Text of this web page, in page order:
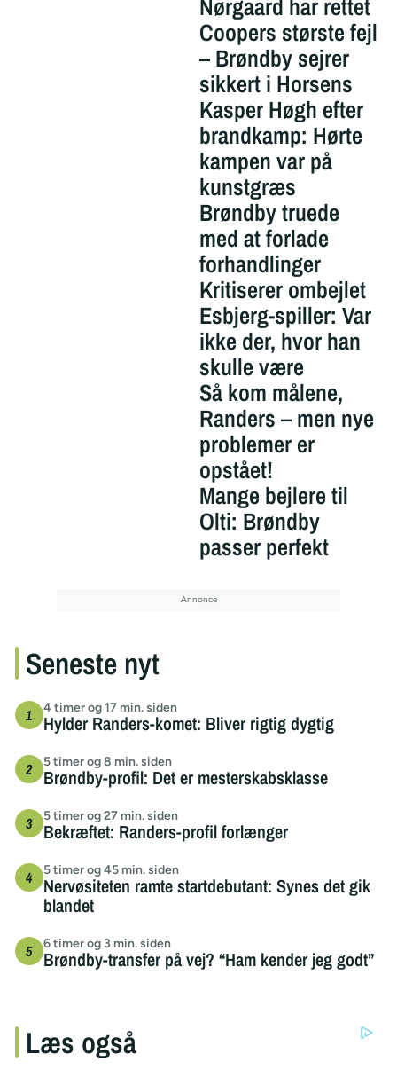
Nørgaard har rettet
Coopers største fejl
– Brøndby sejrer
sikkert i Horsens
Kasper Høgh efter
brandkamp: Hørte
kampen var på
kunstgræs
Brøndby truede
med at forlade
forhandlinger
Kritiserer ombejlet
Esbjerg-spiller: Var
ikke der, hvor han
skulle være
Så kom målene,
Randers – men nye
problemer er
opstået!
Mange bejlere til
Olti: Brøndby
passer perfekt
Seneste nyt
4 timer og 17 min. siden
Hylder Randers-komet: Bliver rigtig dygtig
5 timer og 8 min. siden
Brøndby-profil: Det er mesterskabsklasse
5 timer og 27 min. siden
Bekræftet: Randers-profil forlænger
5 timer og 45 min. siden
Nervøsiteten ramte startdebutant: Synes det gik
blandet
6 timer og 3 min. siden
Brøndby-transfer på vej? “Ham kender jeg godt”